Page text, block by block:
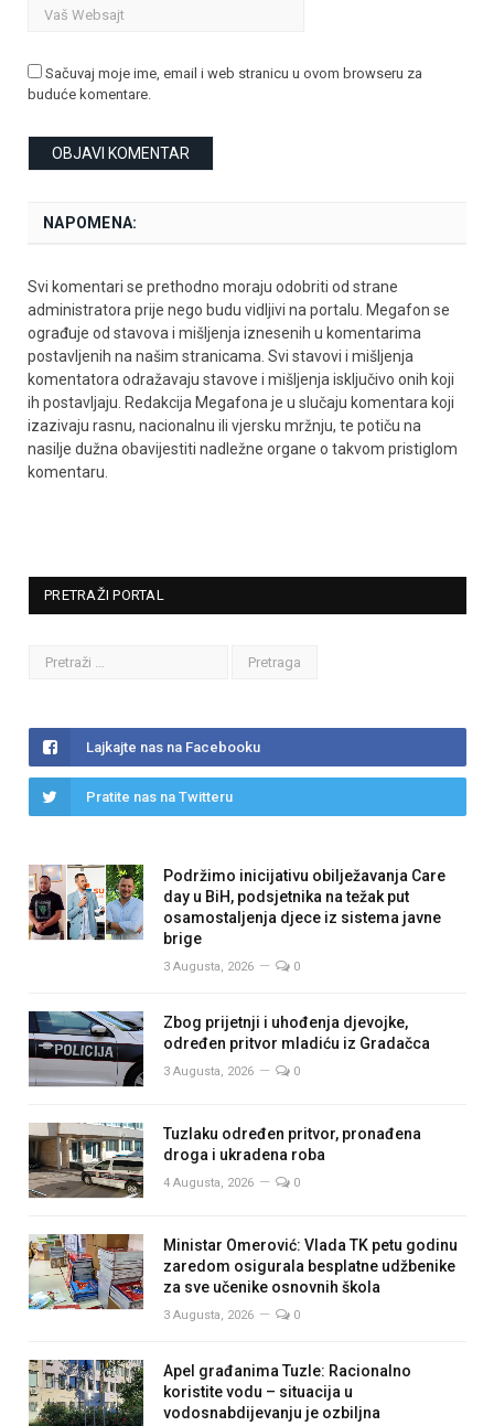
Sačuvaj moje ime, email i web stranicu u ovom browseru za
buduće komentare.
NAPOMENA:
Svi komentari se prethodno moraju odobriti od strane
administratora prije nego budu vidljivi na portalu. Megafon se
ograđuje od stavova i mišljenja iznesenih u komentarima
postavljenih na našim stranicama. Svi stavovi i mišljenja
komentatora odražavaju stavove i mišljenja isključivo onih koji
ih postavljaju. Redakcija Megafona je u slučaju komentara koji
izazivaju rasnu, nacionalnu ili vjersku mržnju, te potiču na
nasilje dužna obavijestiti nadležne organe o takvom pristiglom
komentaru.
PRETRAŽI PORTAL
Lajkajte nas na Facebooku
Pratite nas na Twitteru
Podržimo inicijativu obilježavanja Care
day u BiH, podsjetnika na težak put
osamostaljenja djece iz sistema javne
brige
3 Augusta, 2026 0
Zbog prijetnji i uhođenja djevojke,
određen pritvor mladiću iz Gradačca
3 Augusta, 2026 0
Tuzlaku određen pritvor, pronađena
droga i ukradena roba
4 Augusta, 2026 0
Ministar Omerović: Vlada TK petu godinu
zaredom osigurala besplatne udžbenike
za sve učenike osnovnih škola
3 Augusta, 2026 0
Apel građanima Tuzle: Racionalno
koristite vodu – situacija u
vodosnabdijevanju je ozbiljna